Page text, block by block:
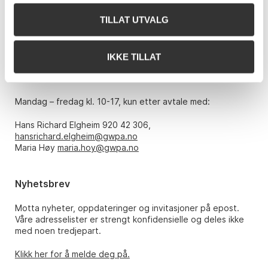
TILLAT UTVALG
IKKE TILLAT
0151 Oslo
E-post:post@gwpa.no
Åpningstider
Mandag – fredag kl. 10-17, kun etter avtale med:
Hans Richard Elgheim 920 42 306,
hansrichard.elgheim@gwpa.no
Maria Høy maria.hoy@gwpa.no
Nyhetsbrev
Motta nyheter, oppdateringer og invitasjoner på epost.
Våre adresselister er strengt konfidensielle og deles ikke
med noen tredjepart.
Klikk her for å melde deg på.